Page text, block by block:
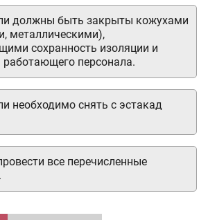
необходимо снять с эстакад
должны быть закрыты кожухами
металлическими),
сохранность изоляции и
работающего персонала.
все перечисленные